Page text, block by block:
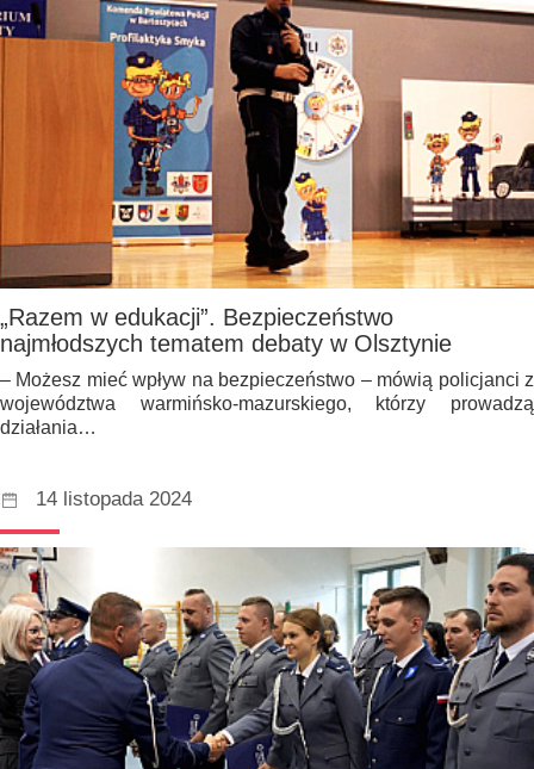
„Razem w edukacji”. Bezpieczeństwo
najmłodszych tematem debaty w Olsztynie
– Możesz mieć wpływ na bezpieczeństwo – mówią policjanci z
województwa warmińsko-mazurskiego, którzy prowadzą
działania…
14 listopada 2024